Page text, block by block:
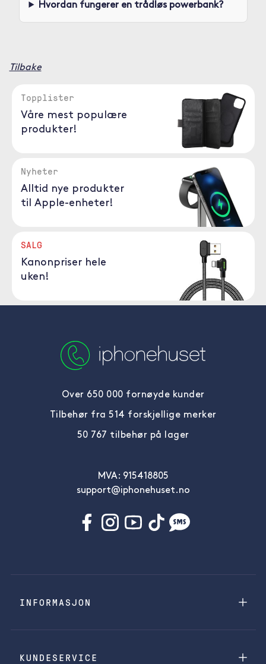
Hvordan fungerer en trådløs powerbank?
Tilbake
Topplister
Våre mest populære
produkter!
Nyheter
Alltid nye produkter
til Apple-enheter!
SALG
Kanonpriser hele
uken!
Over 650 000 fornøyde kunder
Tilbehør fra 514 forskjellige merker
50 767 tilbehør på lager
MVA: 915418805
support@iphonehuset.no
INFORMASJON
KUNDESERVICE